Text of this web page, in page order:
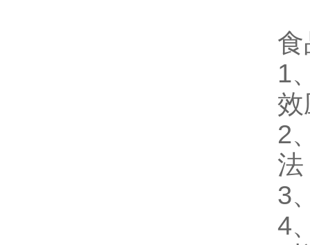
1
效
2
3
4